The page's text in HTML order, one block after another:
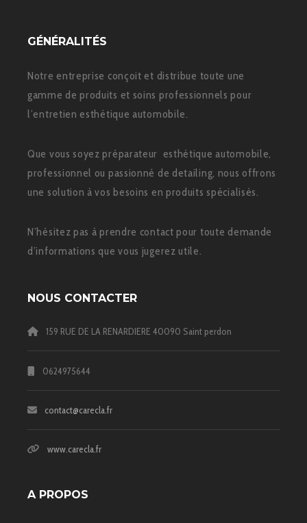
GÉNÉRALITÉS
Notre entreprise conçoit et distribue toute une
gamme de produits et soins professionnels pour
l’entretien esthétique automobile.
Que vous soyez préparateur esthétique automobile,
professionnel ou passionné de detailing, nous offrons
une solution à vos besoins en produits spécialisés.
N’hésitez pas à prendre contact pour toute demande
d’informations que vous jugerez utile.
NOUS CONTACTER
159 RUE DE LA RENARDIERE 40090 Saint perdon
0624975644
contact@carecla.fr
www.carecla.fr
A PROPOS